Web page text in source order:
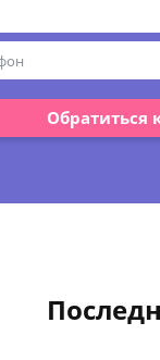
Обратиться